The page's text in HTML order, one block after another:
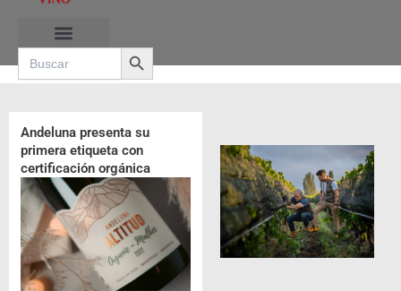
contenido
Search
for:
Search Button
Andeluna presenta su
primera etiqueta con
certificación orgánica